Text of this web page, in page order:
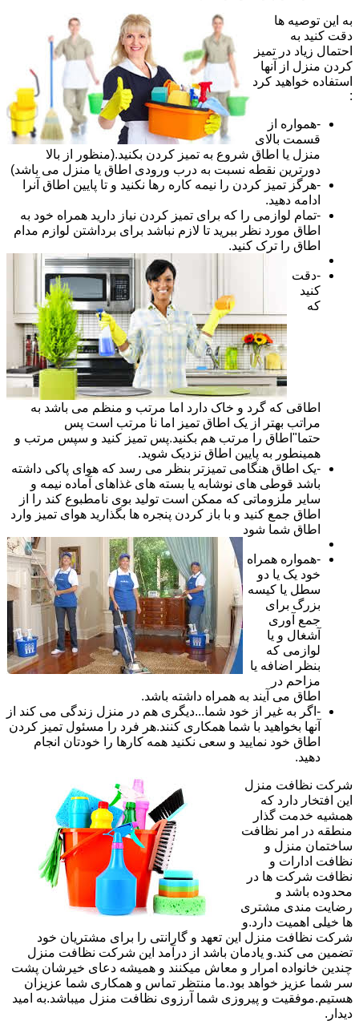
به این توصیه ها
دقت کنید به
احتمال زیاد در تمیز
کردن منزل از آنها
استفاده خواهید کرد
:
-همواره از
قسمت بالای
منزل یا اطاق شروع به تمیز کردن بکنید.(منظور از بالا
دورترین نقطه نسبت به درب ورودی اطاق یا منزل می باشد)
-هرگز تمیز کردن را نیمه کاره رها نکنید و تا پایین اطاق آنرا
ادامه دهید.
-تمام لوازمی را که برای تمیز کردن نیاز دارید همراه خود به
اطاق مورد نظر ببرید تا لازم نباشد برای برداشتن لوازم مدام
اطاق را ترک کنید.
-دقت
کنید
که
اطاقی که گرد و خاک دارد اما مرتب و منظم می باشد به
مراتب بهتر از یک اطاق تمیز اما نا مرتب است پس
حتما"اطاق را مرتب هم بکنید.پس تمیز کنید و سپس مرتب و
همینطور به پایین اطاق نزدیک شوید.
-یک اطاق هنگامی تمیزتر بنظر می رسد که هوای پاکی داشته
باشد قوطی های نوشابه یا بسته های غذاهای آماده نیمه و
سایر ملزوماتی که ممکن است تولید بوی نامطبوع کند را از
اطاق جمع کنید و با باز کردن پنجره ها بگذارید هوای تمیز وارد
اطاق شما شود
-همواره همراه
خود یک یا دو
سطل یا کیسه
بزرگ برای
جمع آوری
آشغال و یا
لوازمی که
بنظر اضافه یا
مزاحم در
اطاق می آیند به همراه داشته باشد.
-اگر به غیر از خود شما...دیگری هم در منزل زندگی می کند از
آنها بخواهید با شما همکاری کنند.هر فرد را مسئول تمیز کردن
اطاق خود نمایید و سعی نکنید همه کارها را خودتان انجام
دهید.
شرکت نظافت منزل
این افتخار دارد که
همشیه خدمت گذار
منطقه در امر نظافت
ساختمان منزل و
نظافت ادارات و
نظافت شرکت ها در
محدوده باشد و
رضایت مندی مشتری
ها خیلی اهمیت دارد.و
شرکت نظافت منزل این تعهد و گارانتی را برای مشتریان خود
تضمین می کند.و یادمان باشد از درآمد این شرکت نظافت منزل
چندین خانواده امرار و معاش میکنند و همیشه دعای خیرشان پشت
سر شما عزیز خواهد بود.ما منتظر تماس و همکاری شما عزیزان
هستیم.موفقیت و پیروزی شما آرزوی نظافت منزل میباشد.به امید
دیدار.